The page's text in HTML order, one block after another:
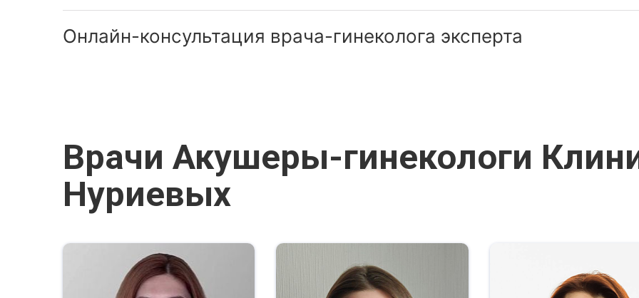
Онлайн-консультация врача-гинеколога эксперта
Врачи Акушеры-гинекологи
Нуриевых